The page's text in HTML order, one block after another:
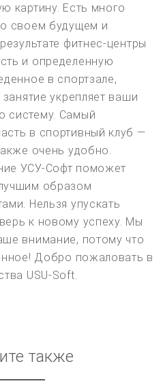
картину. Есть много
своем будущем и
фитнес-центры
и определенную
в спортзале,
укрепляет ваши
систему. Самый
в спортивный клуб —
очень удобно.
УСУ-Софт поможет
образом
Нельзя упускать
к новому успеху. Мы
внимание, потому что
Добро пожаловать в
USU-Soft.
также